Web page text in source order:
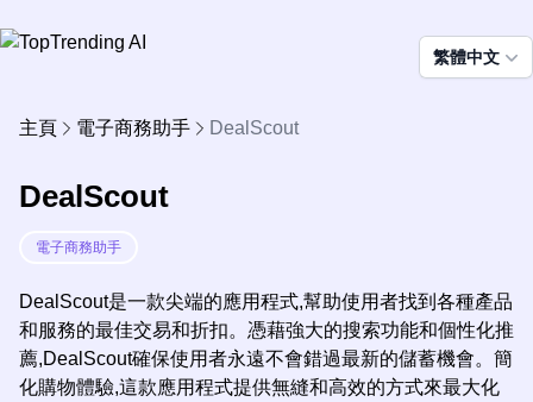
繁體中文
主頁 電子商務助手 DealScout
DealScout
電子商務助手
DealScout是一款尖端的應用程式,幫助使用者找到各種產品
和服務的最佳交易和折扣。憑藉強大的搜索功能和個性化推
薦,DealScout確保使用者永遠不會錯過最新的儲蓄機會。簡
化購物體驗,這款應用程式提供無縫和高效的方式來最大化